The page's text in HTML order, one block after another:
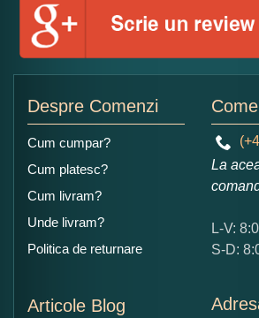
Numele dumneavoastra:
Ce nota acordati acestui produs?
5
Despre Comenzi
Cum cumpar?
Cum platesc?
Cum livram?
Unde livram?
Politica de returnare
Articole Blog
La
L-V:
S-D: